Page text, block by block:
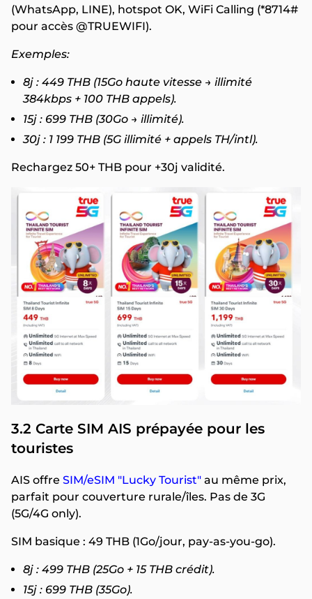
(WhatsApp, LINE), hotspot OK, WiFi Calling (*8714#
pour accès @TRUEWIFI).
Exemples:
8j : 449 THB (15Go haute vitesse → illimité
384kbps + 100 THB appels).
15j : 699 THB (30Go → illimité).
30j : 1 199 THB (5G illimité + appels TH/intl).
Rechargez 50+ THB pour +30j validité.
3.2 Carte SIM AIS prépayée pour les
touristes
AIS offre SIM/eSIM "Lucky Tourist" au même prix,
parfait pour couverture rurale/îles. Pas de 3G
(5G/4G only).
SIM basique : 49 THB (1Go/jour, pay-as-you-go).
8j : 499 THB (25Go + 15 THB crédit).
15j : 699 THB (35Go).